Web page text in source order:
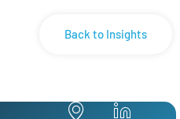
Back to Insights